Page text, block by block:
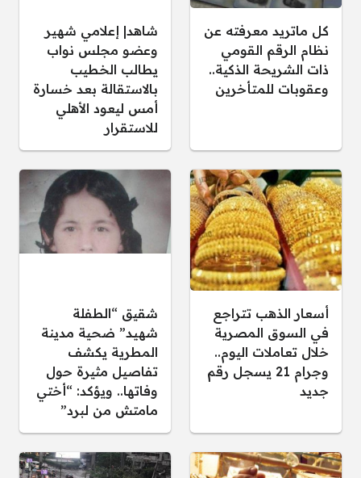
كل ماتريد معرفته عن
نظام الرقم القومي
ذات الشريحة الذكية..
وعقوبات للمتأخرين
شاهد| إعلامي شهير
وعضو مجلس نواب
يطالب الخطيب
بالاستقالة بعد خسارة
أمس ليعود الأهلي
للاستقرار
أسعار الذهب تتراجع
في السوق المصرية
خلال تعاملات اليوم..
وجرام 21 يسجل رقم
جديد
شقيق “الطفلة
شهيد” ضحية مدينة
المطرية يكشف
تفاصيل مثيرة حول
وفاتها.. ويؤكد: “أختي
مامتش من لبرد”